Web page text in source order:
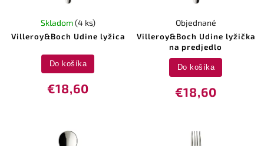
Villeroy&Boch Udine lyžica
Skladom(4 ks)
€18,60
Do košíka
Villeroy&Boch Udine lyžička
na predjedlo
Objednané
€18,60
Do košíka